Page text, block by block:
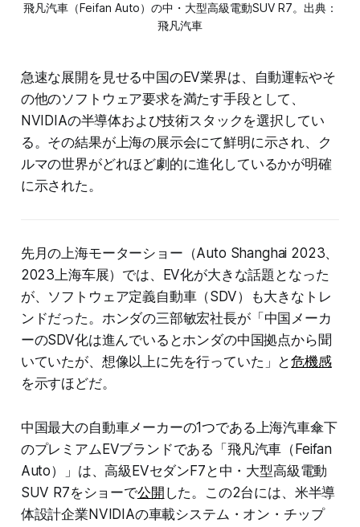
飛凡汽車（Feifan Auto）の中・大型高級電動SUV R7。出典：
飛凡汽車
急速な展開を見せる中国のEV業界は、自動運転やそ
の他のソフトウェア要求を満たす手段として、
NVIDIAの半導体および技術スタックを選択してい
る。その結果が上海の展示会にて鮮明に示され、ク
ルマの世界がどれほど劇的に進化しているかが明確
に示された。
先月の上海モーターショー（Auto Shanghai 2023、
2023上海车展）では、EV化が大きな話題となった
が、ソフトウェア定義自動車（SDV）も大きなトレ
ンドだった。ホンダの三部敏宏社長が「中国メーカ
ーのSDV化は進んでいるとホンダの中国拠点から聞
いていたが、想像以上に先を行っていた」と危機感
を示すほどだ。
中国最大の自動車メーカーの1つである上海汽車傘下
のプレミアムEVブランドである「飛凡汽車（Feifan
Auto）」は、高級EVセダンF7と中・大型高級電動
SUV R7をショーで公開 した。この2台には、米半導
体設計企業NVIDIAの車載システム・オン・チップ